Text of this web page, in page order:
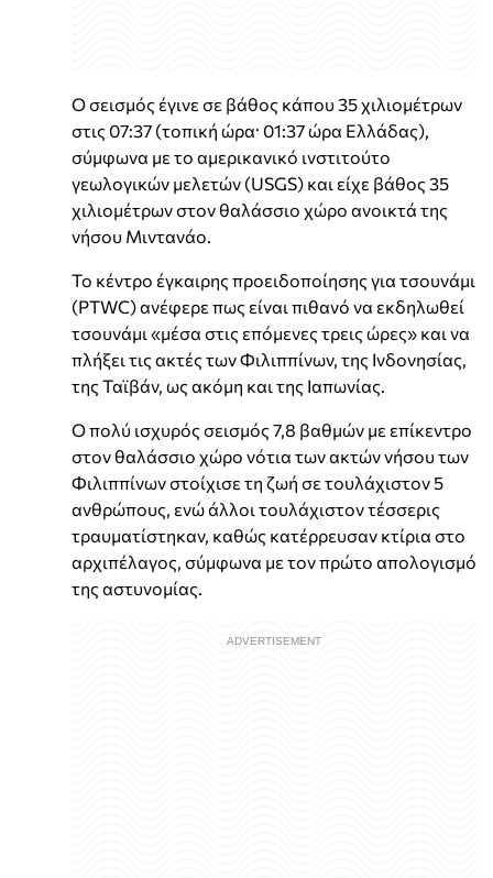
Ο σεισμός έγινε σε βάθος κάπου 35 χιλιομέτρων
στις 07:37 (τοπική ώρα· 01:37 ώρα Ελλάδας),
σύμφωνα με το αμερικανικό ινστιτούτο
γεωλογικών μελετών (USGS) και είχε βάθος 35
χιλιομέτρων στον θαλάσσιο χώρο ανοικτά της
νήσου Μιντανάο.
Το κέντρο έγκαιρης προειδοποίησης για τσουνάμι
(PTWC) ανέφερε πως είναι πιθανό να εκδηλωθεί
τσουνάμι «μέσα στις επόμενες τρεις ώρες» και να
πλήξει τις ακτές των Φιλιππίνων, της Ινδονησίας,
της Ταϊβάν, ως ακόμη και της Ιαπωνίας.
Ο πολύ ισχυρός σεισμός 7,8 βαθμών με επίκεντρο
στον θαλάσσιο χώρο νότια των ακτών νήσου των
Φιλιππίνων στοίχισε τη ζωή σε τουλάχιστον 5
ανθρώπους, ενώ άλλοι τουλάχιστον τέσσερις
τραυματίστηκαν, καθώς κατέρρευσαν κτίρια στο
αρχιπέλαγος, σύμφωνα με τον πρώτο απολογισμό
της αστυνομίας.